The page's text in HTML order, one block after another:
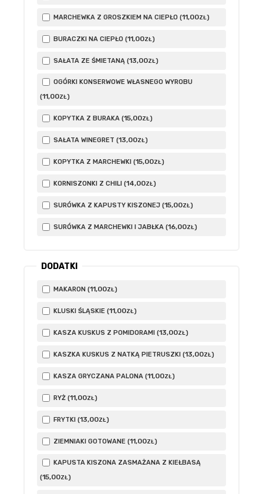
MARCHEWKA Z GROSZKIEM NA CIEPŁO (11,00ZŁ)
BURACZKI NA CIEPŁO (11,00ZŁ)
SAŁATA ZE ŚMIETANĄ (13,00ZŁ)
OGÓRKI KONSERWOWE WŁASNEGO WYROBU
(11,00ZŁ)
KOPYTKA Z BURAKA (15,00ZŁ)
SAŁATA WINEGRET (13,00ZŁ)
KOPYTKA Z MARCHEWKI (15,00ZŁ)
KORNISZONKI Z CHILI (14,00ZŁ)
SURÓWKA Z KAPUSTY KISZONEJ (15,00ZŁ)
SURÓWKA Z MARCHEWKI I JABŁKA (16,00ZŁ)
DODATKI
MAKARON (11,00ZŁ)
KLUSKI ŚLĄSKIE (11,00ZŁ)
KASZA KUSKUS Z POMIDORAMI (13,00ZŁ)
KASZKA KUSKUS Z NATKĄ PIETRUSZKI (13,00ZŁ)
KASZA GRYCZANA PALONA (11,00ZŁ)
RYŻ (11,00ZŁ)
FRYTKI (13,00ZŁ)
ZIEMNIAKI GOTOWANE (11,00ZŁ)
KAPUSTA KISZONA ZASMAŻANA Z KIEŁBASĄ
(15,00ZŁ)